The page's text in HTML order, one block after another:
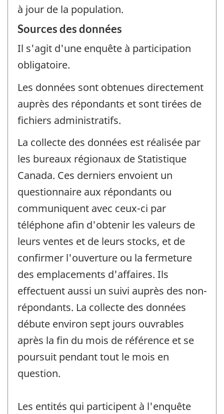
à jour de la population.
Sources des données
Il s'agit d'une enquête à participation
obligatoire.
Les données sont obtenues directement
auprès des répondants et sont tirées de
fichiers administratifs.
La collecte des données est réalisée par
les bureaux régionaux de Statistique
Canada. Ces derniers envoient un
questionnaire aux répondants ou
communiquent avec ceux-ci par
téléphone afin d'obtenir les valeurs de
leurs ventes et de leurs stocks, et de
confirmer l'ouverture ou la fermeture
des emplacements d'affaires. Ils
effectuent aussi un suivi auprès des non-
répondants. La collecte des données
débute environ sept jours ouvrables
après la fin du mois de référence et se
poursuit pendant tout le mois en
question.
Les entités qui participent à l'enquête